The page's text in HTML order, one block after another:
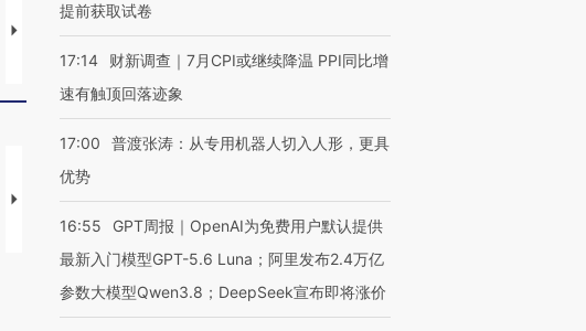
马航飞行员跨国走私7万
粒摇头丸 尿检体内含3种
视线｜被称为“蟑螂”的印
度Z世代 用街头抗争将教
育部长拱下台
视线｜“入侵”还是“人道危
机”？难民潮撕裂西班牙
飞地休达
【推广】走进第四届链博
会，让数智科技“链”接产
【特别呈现】寻找100种
有意思的生活方式·第三对
【商旅对话】华住集团
CFO：不靠规模取胜，华
提前获取试卷
17:14
财新调查｜7月CPI或继续降温 PPI同比增
速有触顶回落迹象
17:00
普渡张涛：从专用机器人切入人形，更具
优势
16:55
GPT周报｜OpenAI为免费用户默认提供
最新入门模型GPT-5.6 Luna；阿里发布2.4万亿
参数大模型Qwen3.8；DeepSeek宣布即将涨价